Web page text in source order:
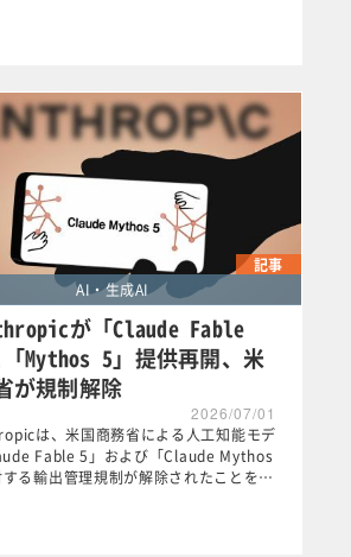
記事
AI・生成AI
が「Claude Fable
Mythos 5」提供再開、米
が規制解除
2026/07/01
は、米国商務省による人工知能モデ
Fable 5」および「Claude Mythos
る輸出管理規制が解除されたことを…